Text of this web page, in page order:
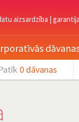
aizsardzība |
0dāvanas